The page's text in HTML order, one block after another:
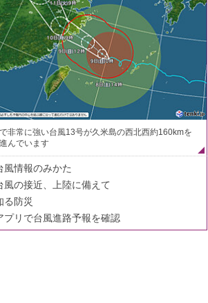
非常に強い台風13号が久米島の西北西約160kmを
んでいます
風情報のみかた
風の接近、上陸に備えて
る防災
プリで台風進路予報を確認